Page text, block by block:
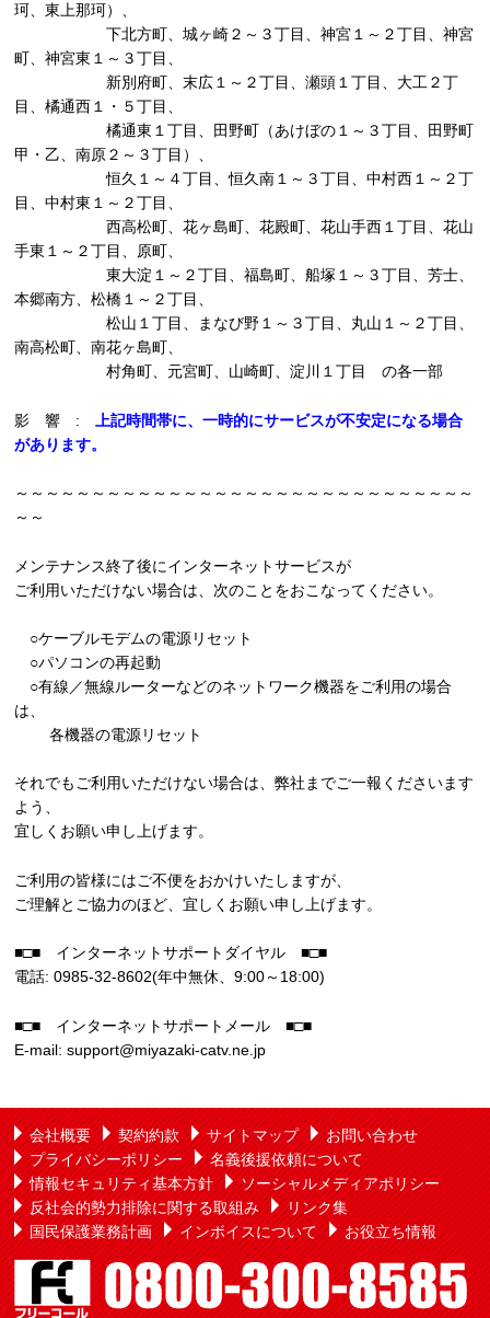
珂、東上那珂）、
下北方町、城ヶ崎２～３丁目、神宮１～２丁目、神宮
町、神宮東１～３丁目、
新別府町、末広１～２丁目、瀬頭１丁目、大工２丁
目、橘通西１・５丁目、
橘通東１丁目、田野町（あけぼの１～３丁目、田野町
甲・乙、南原２～３丁目）、
恒久１～４丁目、恒久南１～３丁目、中村西１～２丁
目、中村東１～２丁目、
西高松町、花ヶ島町、花殿町、花山手西１丁目、花山
手東１～２丁目、原町、
東大淀１～２丁目、福島町、船塚１～３丁目、芳士、
本郷南方、松橋１～２丁目、
松山１丁目、まなび野１～３丁目、丸山１～２丁目、
南高松町、南花ヶ島町、
村角町、元宮町、山崎町、淀川１丁目 の各一部
影 響 :
上記時間帯に、一時的にサービスが不安定になる場合
があります。
～～～～～～～～～～～～～～～～～～～～～～～～～～～～～～
～～
メンテナンス終了後にインターネットサービスが
ご利用いただけない場合は、次のことをおこなってください。
○ケーブルモデムの電源リセット
○パソコンの再起動
○有線／無線ルーターなどのネットワーク機器をご利用の場合
は、
各機器の電源リセット
それでもご利用いただけない場合は、弊社までご一報くださいます
よう、
宜しくお願い申し上げます。
ご利用の皆様にはご不便をおかけいたしますが、
ご理解とご協力のほど、宜しくお願い申し上げます。
■□■ インターネットサポートダイヤル ■□■
電話: 0985-32-8602(年中無休、9:00～18:00)
■□■ インターネットサポートメール ■□■
E-mail: support@miyazaki-catv.ne.jp
会社概要 契約約款 サイトマップ
お問い合わせ
プライバシーポリシー
名義後援依頼について
情報セキュリティ基本方針
ソーシャルメディアポリシー
反社会的勢力排除に関する取組み
リンク集
国民保護業務計画
インボイスについて お役立ち情報